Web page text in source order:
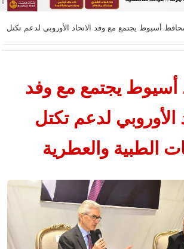
أسيوط يجتمع مع وفد الاتحاد الأوروبي لدعم تكتل
يجتمع مع وفد
الأوروبي لدعم تكتل
الطبية والعطرية